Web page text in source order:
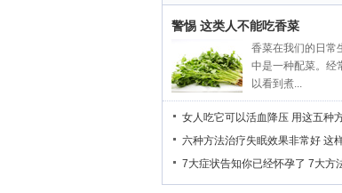
警惕 这类人不能吃香菜
香菜在我们的日常
中是一种配菜。经
以看到煮...
女人吃它可以活血降压 用这五种
六种方法治疗失眠效果非常好 这
7大症状告知你已经怀孕了 7大方